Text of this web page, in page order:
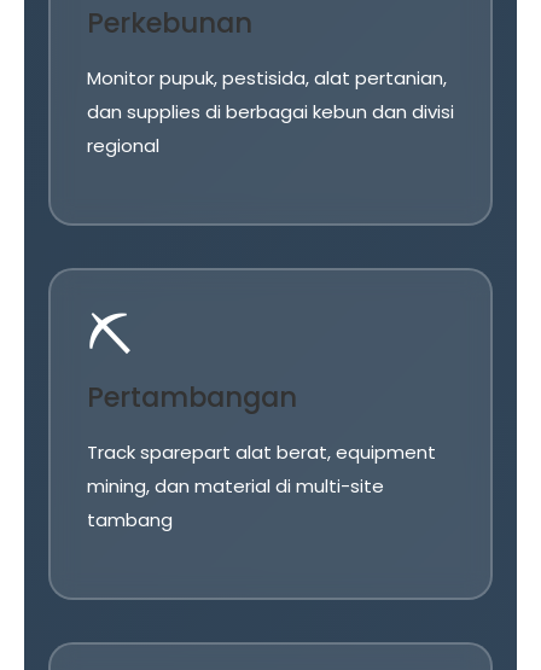
Perkebunan
Monitor pupuk, pestisida, alat pertanian,
dan supplies di berbagai kebun dan divisi
regional
⛏️
Pertambangan
Track sparepart alat berat, equipment
mining, dan material di multi-site
tambang